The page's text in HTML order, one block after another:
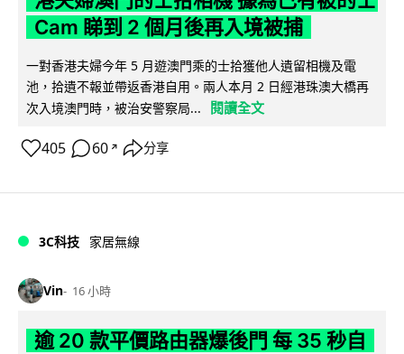
Cam 睇到 2 個月後再入境被捕
一對香港夫婦今年 5 月遊澳門乘的士拾獲他人遺留相機及電
池，拾遺不報並帶返香港自用。兩人本月 2 日經港珠澳大橋再
次入境澳門時，被治安警察局...
閱讀全文
405 60 ↗ 分享
3C科技 家居無線
Vin 16 小時
逾 20 款平價路由器爆後門 每 35 秒自